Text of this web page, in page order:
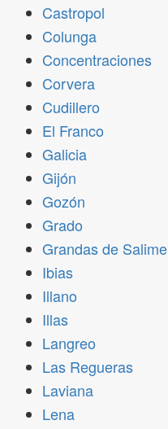
Castropol
Colunga
Concentraciones
Corvera
Cudillero
El Franco
Galicia
Gijón
Gozón
Grado
Grandas de Salime
Ibias
Illano
Illas
Langreo
Las Regueras
Laviana
Lena